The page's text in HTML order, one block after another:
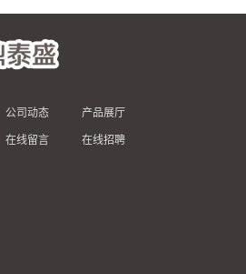
公司动态 产品展厅
在线留言 在线招聘